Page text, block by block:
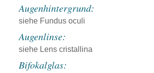
Augenhintergrund:
siehe Fundus oculi
Augenlinse:
siehe Lens cristallina
Bifokalglas: